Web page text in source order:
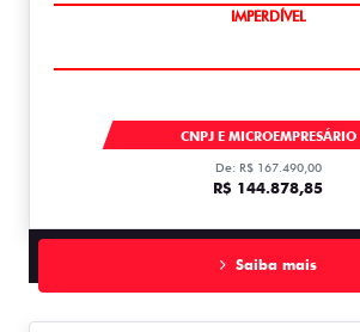
IMPERDÍVEL
CNPJ E MICROEMPRESÁRIO
De: R$ 167.490,00
R$ 144.878,85
Saiba mais